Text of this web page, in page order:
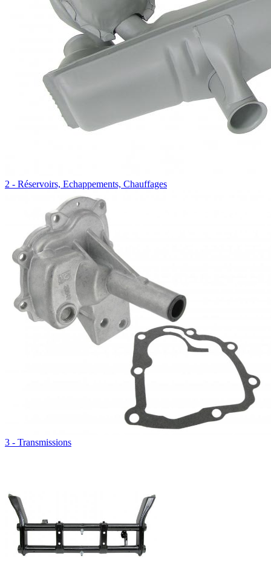
2 - Réservoirs, Echappements, Chauffages
3 - Transmissions